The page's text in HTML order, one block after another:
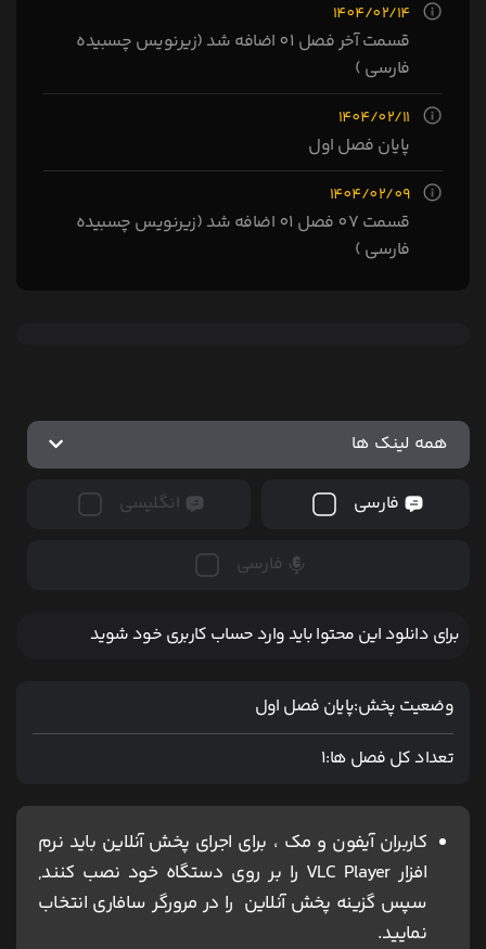
1404/02/14
قسمت آخر فصل 01 اضافه شد (زیرنویس چسبیده
فارسی )
1404/02/11
پایان فصل اول
1404/02/09
قسمت 07 فصل 01 اضافه شد (زیرنویس چسبیده
فارسی )
همه لینک ها
فارسی انگلیسی
فارسی
برای دانلود این محتوا باید وارد حساب کاربری خود شوید
وضعیت پخش:پایان فصل اول
تعداد کل فصل ها:1
کاربران آیفون و مک ، برای اجرای پخش آنلاین باید نرم
افزار VLC Player را بر روی دستگاه خود نصب کنند,
سپس گزینه پخش آنلاین را در مرورگر سافاری انتخاب
نمایید.